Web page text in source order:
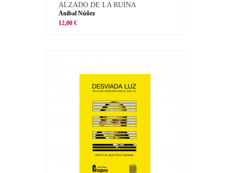
ALZADO DE LA RUINA
Aníbal Núñez
12,00 €